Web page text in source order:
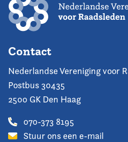
Contact
Nederlandse Vereniging voor
Postbus 30435
2500 GK Den Haag
070-373 8195
Stuur ons een e-mail